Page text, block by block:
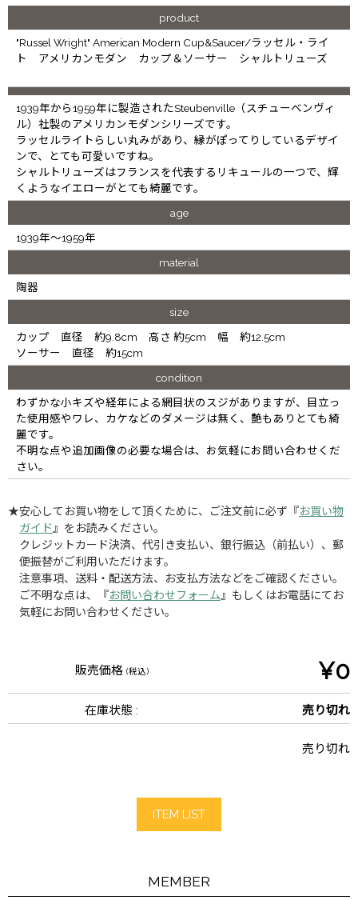
product
"Russel Wright" American Modern Cup&Saucer/ラッセル・ライ
ト アメリカンモダン カップ＆ソーサー シャルトリューズ
1939年から1959年に製造されたSteubenville（スチューベンヴィ
ル）社製のアメリカンモダンシリーズです。
ラッセルライトらしい丸みがあり、縁がぽってりしているデザイ
ンで、とても可愛いですね。
シャルトリューズはフランスを代表するリキュールの一つで、輝
くようなイエローがとても綺麗です。
age
1939年～1959年
material
陶器
size
カップ 直径 約9.8cm 高さ 約5cm 幅 約12.5cm
ソーサー 直径 約15cm
condition
わずかな小キズや経年による網目状のスジがありますが、目立っ
た使用感やワレ、カケなどのダメージは無く、艶もありとても綺
麗です。
不明な点や追加画像の必要な場合は、お気軽にお問い合わせくだ
さい。
★安心してお買い物をして頂くために、ご注文前に必ず『お買い物
ガイド 』をお読みください。
クレジットカード決済、代引き支払い、銀行振込（前払い）、郵
便振替がご利用いただけます。
注意事項、送料・配送方法、お支払方法などをご確認ください。
ご不明な点は、『お問い合わせフォーム 』もしくはお電話にてお
気軽にお問い合わせください。
販売価格 (税込) ¥0
在庫状態 : 売り切れ
売り切れ
ITEM LIST
MEMBER